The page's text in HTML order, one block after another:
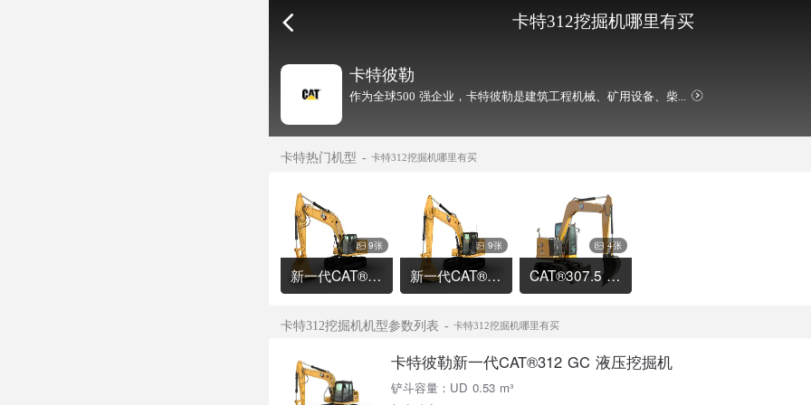
卡特312挖掘机哪里有买
卡特彼勒
作为全球500 强企业，卡特彼勒是建筑工程机械、矿用设备、柴...
卡特热门机型 卡特312挖掘机哪里有买
9张
新一代CAT®336 液压挖掘机
9张
新一代CAT®320 液压挖掘机
4张
CAT®307.5 液压挖掘机
卡特312挖掘机机型参数列表 卡特312挖掘机哪里有买
卡特彼勒新一代CAT®312 GC 液压挖掘机
铲斗容量：UD 0.53 m³